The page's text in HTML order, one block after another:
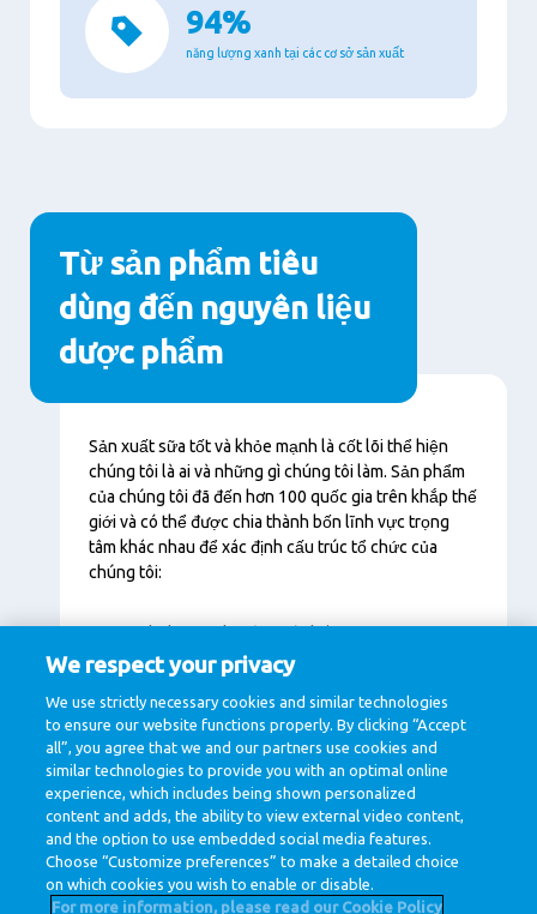
94%
năng lượng xanh tại các cơ sở sản xuất
Từ sản phẩm tiêu
dùng đến nguyên liệu
dược phẩm
Nội
dung
Sản xuất sữa tốt và khỏe mạnh là cốt lõi thể hiện
chúng tôi là ai và những gì chúng tôi làm. Sản phẩm
của chúng tôi đã đến hơn 100 quốc gia trên khắp thế
giới và có thể được chia thành bốn lĩnh vực trọng
tâm khác nhau để xác định cấu trúc tổ chức của
chúng tôi:
sinh, người già, vận động viên)
Nguyên liệu (B2B, thị trường dược phẩm)
Sữa tiêu dùng (sản phẩm tiêu dùng)
Chế phẩm từ sữa (phô mai, bơ và sữa bột)
We respect your privacy
We use strictly necessary cookies and similar technologies
to ensure our website functions properly. By clicking “Accept
all”, you agree that we and our partners use cookies and
similar technologies to provide you with an optimal online
experience, which includes being shown personalized
content and adds, the ability to view external video content,
and the option to use embedded social media features.
Choose “Customize preferences” to make a detailed choice
on which cookies you wish to enable or disable.
For more information, please read our Cookie Policy